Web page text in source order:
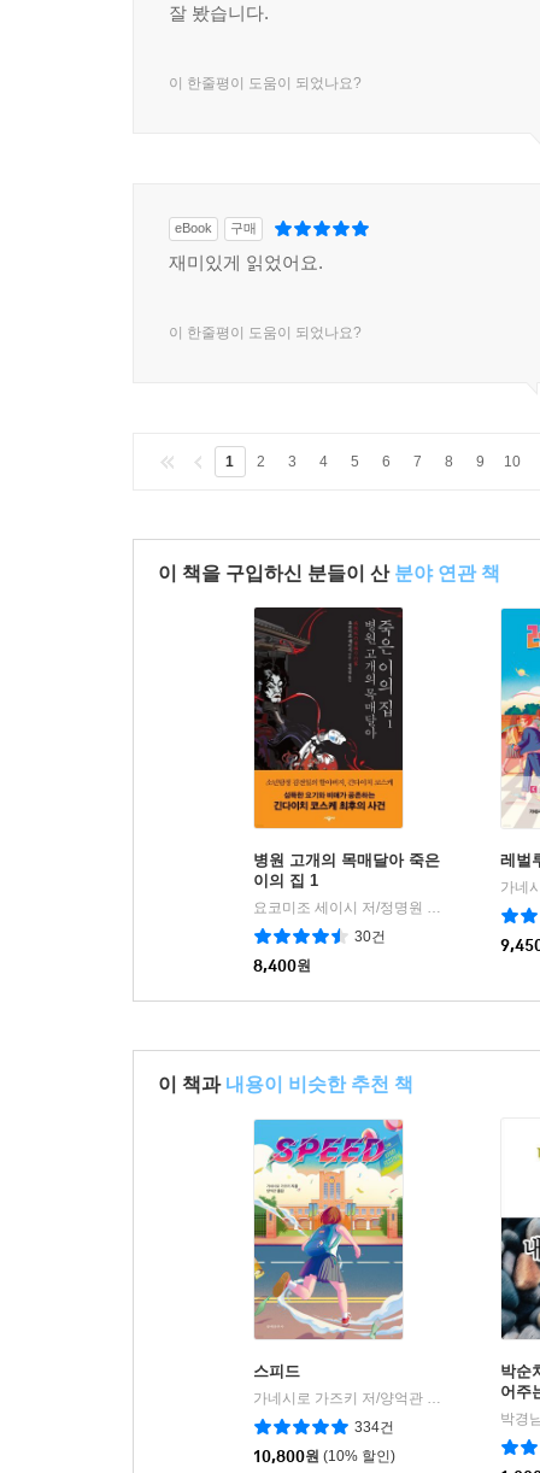
잘 봤습니다.
이 한줄평이 도움이 되었나요?
eBook 구매
재미있게 읽었어요.
이 한줄평이 도움이 되었나요?
1 2 3 4 5 6 7 8 9 10
이 책을 구입하신 분들이 산 분야 연관 책
병원 고개의 목매달아 죽은
이의 집 1
30건
8,400원
레벌
이 책과 내용이 비슷한 추천 책
스피드
문예춘추사
334건
10,800원 (10% 할인)
박순
어주
박경